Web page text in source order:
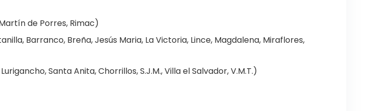
de Porres, Rimac)
Barranco, Breña, Jesús Maria, La Victoria, Lince, Magdalena, Miraflores,
Santa Anita, Chorrillos, S.J.M., Villa el Salvador, V.M.T.)